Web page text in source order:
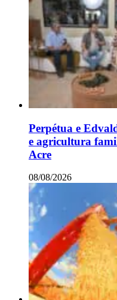
Perpétua e
e agricultura
Acre
08/08/2026